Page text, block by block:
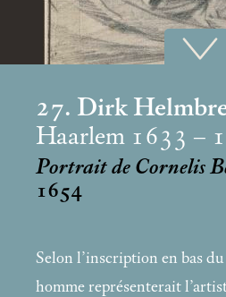
27. Dirk
Haarlem 1633 –
Portrait de Cornelis
1654
Selon l’inscription en bas
homme représenterait